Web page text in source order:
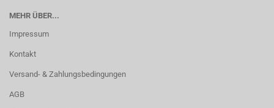
MEHR ÜBER...
Impressum
Kontakt
Versand- & Zahlungsbedingungen
AGB